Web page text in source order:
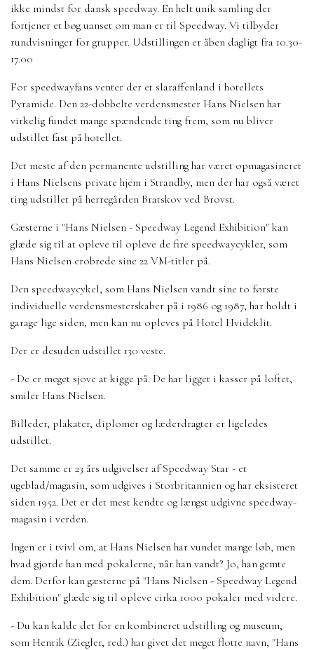
ikke mindst for dansk speedway. En helt unik samling der
fortjener et bøg uanset om man er til Speedway. Vi tilbyder
rundvisninger for grupper. Udstillingen er åben dagligt fra 10.30-
17.00
For speedwayfans venter der et slaraffenland i hotellets
Pyramide. Den 22-dobbelte verdensmester Hans Nielsen har
virkelig fundet mange spændende ting frem, som nu bliver
udstillet fast på hotellet.
Det meste af den permanente udstilling har været opmagasineret
i Hans Nielsens private hjem i Strandby, men der har også været
ting udstillet på herregården Bratskov ved Brovst.
Gæsterne i "Hans Nielsen - Speedway Legend Exhibition" kan
glæde sig til at opleve til opleve de fire speedwaycykler, som
Hans Nielsen erobrede sine 22 VM-titler på.
Den speedwaycykel, som Hans Nielsen vandt sine to første
individuelle verdensmesterskaber på i 1986 og 1987, har holdt i
garage lige siden, men kan nu opleves på Hotel Hvideklit.
Der er desuden udstillet 130 veste.
- De er meget sjove at kigge på. De har ligget i kasser på loftet,
smiler Hans Nielsen.
Billeder, plakater, diplomer og læderdragter er ligeledes
udstillet.
Det samme er 23 års udgivelser af Speedway Star - et
ugeblad/magasin, som udgives i Storbritannien og har eksisteret
siden 1952. Det er det mest kendte og længst udgivne speedway-
magasin i verden.
Ingen er i tvivl om, at Hans Nielsen har vundet mange løb, men
hvad gjorde han med pokalerne, når han vandt? Jo, han gemte
dem. Derfor kan gæsterne på "Hans Nielsen - Speedway Legend
Exhibition" glæde sig til opleve cirka 1000 pokaler med videre.
- Du kan kalde det for en kombineret udstilling og museum,
som Henrik (Ziegler, red.) har givet det meget flotte navn, "Hans